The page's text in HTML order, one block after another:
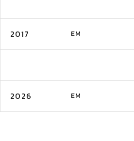
2017 EM
2026 EM